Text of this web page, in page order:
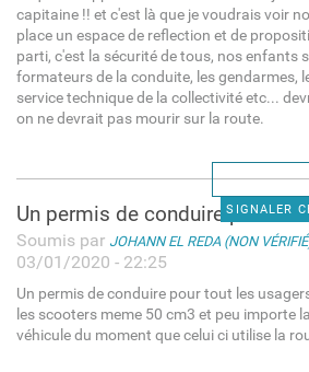
capitaine !! et c'est là que je voudrais voir
place un espace de reflection et de
parti, c'est la sécurité de tous, nos enfants
formateurs de la conduite, les gendarmes,
service technique de la collectivité etc...
on ne devrait pas mourir sur la route.
SIGNALER
Un permis de conduire pour
Soumis par JOHANN EL REDA (NON
03/01/2020 - 22:25
Un permis de conduire pour tout les
les scooters meme 50 cm3 et peu importe
véhicule du moment que celui ci utilise la